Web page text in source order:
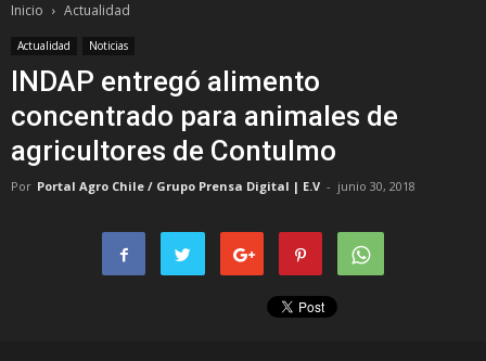
Inicio Actualidad
Actualidad Noticias
INDAP entregó alimento
concentrado para animales de
agricultores de Contulmo
Por Portal Agro Chile / Grupo Prensa Digital | E.V - junio 30, 2018